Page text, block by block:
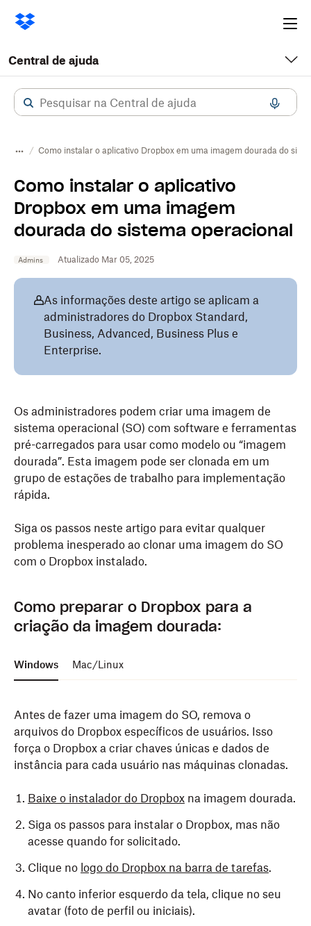
Central de ajuda
Como instalar o aplicativo Dropbox em uma imagem dourada do
Como instalar o aplicativo
Dropbox em uma imagem
dourada do sistema operacional
Admins Atualizado Mar 05, 2025
As informações deste artigo se aplicam a
administradores do Dropbox Standard,
Business, Advanced, Business Plus e
Enterprise.
Os administradores podem criar uma imagem de
sistema operacional (SO) com software e ferramentas
pré-carregados para usar como modelo ou “imagem
dourada”. Esta imagem pode ser clonada em um
grupo de estações de trabalho para implementação
rápida.
Siga os passos neste artigo para evitar qualquer
problema inesperado ao clonar uma imagem do SO
com o Dropbox instalado.
Como preparar o Dropbox para a
criação da imagem dourada:
Windows Mac/Linux
Antes de fazer uma imagem do SO, remova o
arquivos do Dropbox específicos de usuários. Isso
força o Dropbox a criar chaves únicas e dados de
instância para cada usuário nas máquinas clonadas.
Baixe o instalador do Dropbox na imagem dourada.
Siga os passos para instalar o Dropbox, mas não
acesse quando for solicitado.
Clique no logo do Dropbox na barra de tarefas.
No canto inferior esquerdo da tela, clique no seu
avatar (foto de perfil ou iniciais).